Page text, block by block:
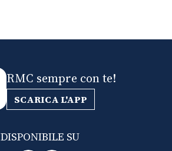
RMC sempre con te!
SCARICA L'APP
DISPONIBILE SU